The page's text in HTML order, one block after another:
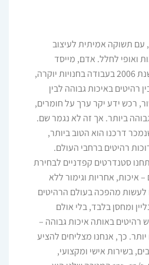
הכול התחיל בשנת 1997, עם תשוקה אמיתית לעיצוב
ואופי לחלל. אדם, מייסד
החברה החל את דרכו בשנת 2006 בעבודה בחנויות יוקרה,
רהיטים באיכות גבוהה לבין
רכש ידע יקר ערך על חומרים,
ביותר. אך זה לא נגמר שם.
דרכנו הוא הטוב ביותר,
ביותר מ-150 תערוכות רהיטים ברחבי העולם.
סטנדרטים קפדניים לבחירת
איכות, אחריות וגימור ללא
החלטנו לעשות מהפכה בעולם הרהיטים
ומחסן בלבד, בלי אולם
רהיטים באותה איכות גבוהה –
כך, אנחנו מצליחים להציע
בשירות אישי ומקצועי,